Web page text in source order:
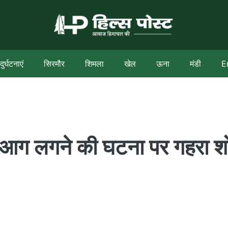
दुर्घटनाएं सिरमौर शिमला खेल ऊना मंडी
आग लगने की घटना पर गहरा